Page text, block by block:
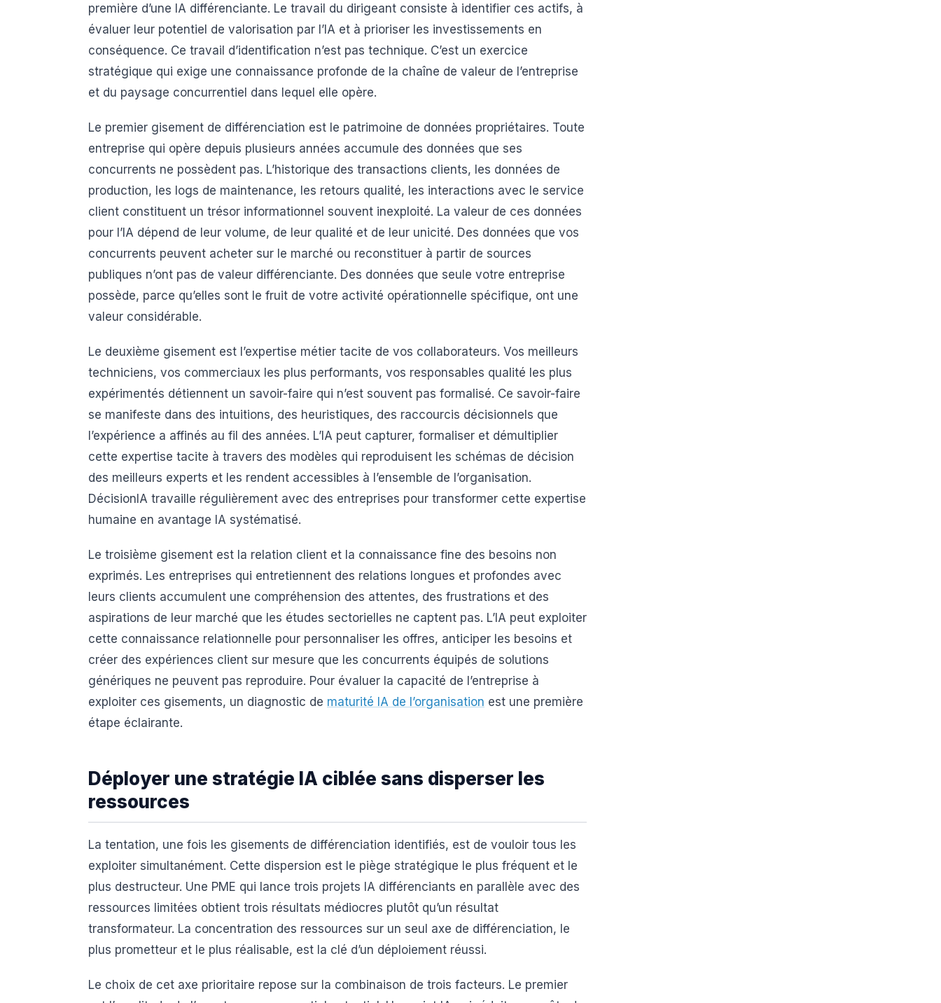
première d’une IA différenciante. Le travail du dirigeant consiste à identifier ces actifs, à
évaluer leur potentiel de valorisation par l’IA et à prioriser les investissements en
conséquence. Ce travail d’identification n’est pas technique. C’est un exercice
stratégique qui exige une connaissance profonde de la chaîne de valeur de l’entreprise
et du paysage concurrentiel dans lequel elle opère.
Le premier gisement de différenciation est le patrimoine de données propriétaires. Toute
entreprise qui opère depuis plusieurs années accumule des données que ses
concurrents ne possèdent pas. L’historique des transactions clients, les données de
production, les logs de maintenance, les retours qualité, les interactions avec le service
client constituent un trésor informationnel souvent inexploité. La valeur de ces données
pour l’IA dépend de leur volume, de leur qualité et de leur unicité. Des données que vos
concurrents peuvent acheter sur le marché ou reconstituer à partir de sources
publiques n’ont pas de valeur différenciante. Des données que seule votre entreprise
possède, parce qu’elles sont le fruit de votre activité opérationnelle spécifique, ont une
valeur considérable.
Le deuxième gisement est l’expertise métier tacite de vos collaborateurs. Vos meilleurs
techniciens, vos commerciaux les plus performants, vos responsables qualité les plus
expérimentés détiennent un savoir-faire qui n’est souvent pas formalisé. Ce savoir-faire
se manifeste dans des intuitions, des heuristiques, des raccourcis décisionnels que
l’expérience a affinés au fil des années. L’IA peut capturer, formaliser et démultiplier
cette expertise tacite à travers des modèles qui reproduisent les schémas de décision
des meilleurs experts et les rendent accessibles à l’ensemble de l’organisation.
DécisionIA travaille régulièrement avec des entreprises pour transformer cette expertise
humaine en avantage IA systématisé.
Le troisième gisement est la relation client et la connaissance fine des besoins non
exprimés. Les entreprises qui entretiennent des relations longues et profondes avec
leurs clients accumulent une compréhension des attentes, des frustrations et des
aspirations de leur marché que les études sectorielles ne captent pas. L’IA peut exploiter
cette connaissance relationnelle pour personnaliser les offres, anticiper les besoins et
créer des expériences client sur mesure que les concurrents équipés de solutions
génériques ne peuvent pas reproduire. Pour évaluer la capacité de l’entreprise à
exploiter ces gisements, un diagnostic de maturité IA de l’organisation est une première
étape éclairante.
Déployer une stratégie IA ciblée sans disperser les
ressources
La tentation, une fois les gisements de différenciation identifiés, est de vouloir tous les
exploiter simultanément. Cette dispersion est le piège stratégique le plus fréquent et le
plus destructeur. Une PME qui lance trois projets IA différenciants en parallèle avec des
ressources limitées obtient trois résultats médiocres plutôt qu’un résultat
transformateur. La concentration des ressources sur un seul axe de différenciation, le
plus prometteur et le plus réalisable, est la clé d’un déploiement réussi.
Le choix de cet axe prioritaire repose sur la combinaison de trois facteurs. Le premier